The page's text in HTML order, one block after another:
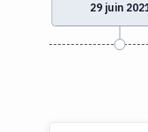
29 juin